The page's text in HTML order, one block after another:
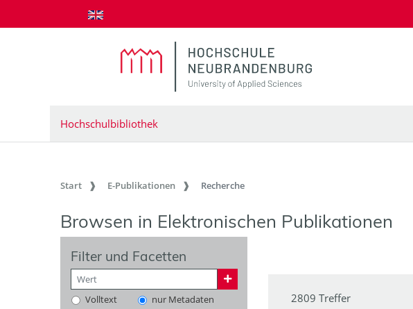
zum Inhalt springen
Hochschulbibliothek
Start E-Publikationen Recherche
Browsen in Elektronischen Publikationen
Filter und Facetten
Volltext
nur Metadaten
2809 Treffer